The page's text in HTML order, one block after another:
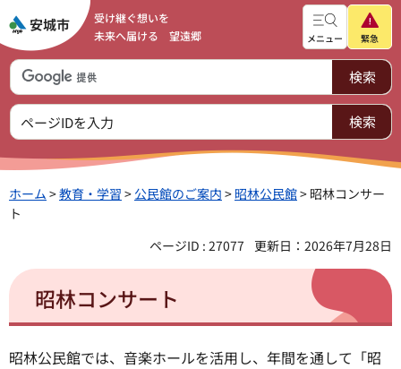
受け継ぐ想いを
未来へ届ける 望遠郷
メニュー 緊急
ホーム >教育・学習 > 公民館のご案内 > 昭林公民館> 昭林コンサー
ト
ページID : 27077
更新日：2026年7月28日
昭林コンサート
昭林公民館では、音楽ホールを活用し、年間を通して「昭